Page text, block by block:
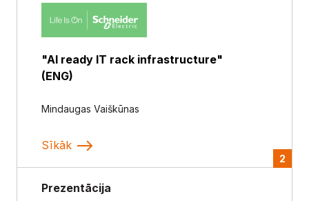
"AI ready IT rack infrastructure"
(ENG)
Mindaugas Vaiškūnas
Sīkāk
2
Prezentācija